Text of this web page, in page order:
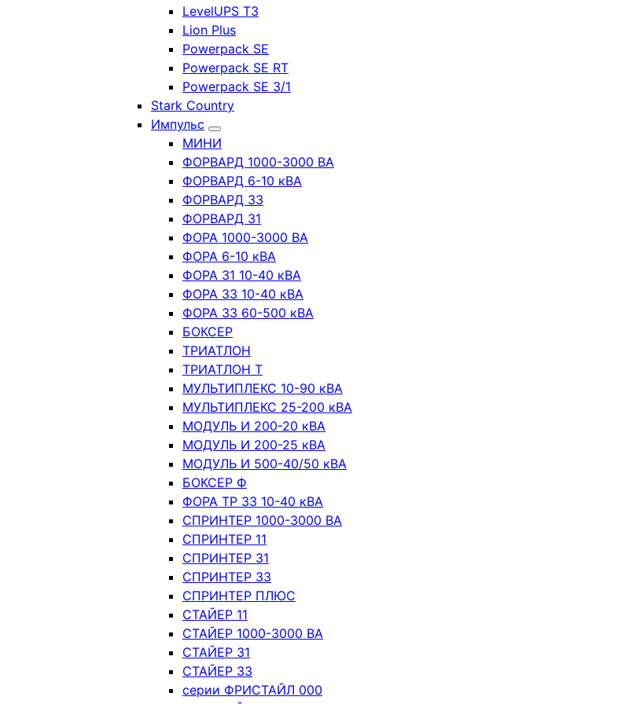
LevelUPS T3
Lion Plus
Powerpack SE
Powerpack SE RT
Powerpack SE 3/1
Stark Country
Импульс
МИНИ
ФОРВАРД 1000-3000 ВА
ФОРВАРД 6-10 кВА
ФОРВАРД 33
ФОРВАРД 31
ФОРА 1000-3000 ВА
ФОРА 6-10 кВА
ФОРА 31 10-40 кВА
ФОРА 33 10-40 кВА
ФОРА 33 60-500 кВА
БОКСЕР
ТРИАТЛОН
ТРИАТЛОН Т
МУЛЬТИПЛЕКС 10-90 кВА
МУЛЬТИПЛЕКС 25-200 кВА
МОДУЛЬ И 200-20 кВА
МОДУЛЬ И 200-25 кВА
МОДУЛЬ И 500-40/50 кВА
БОКСЕР Ф
ФОРА ТР 33 10-40 кВА
СПРИНТЕР 1000-3000 ВА
СПРИНТЕР 11
СПРИНТЕР 31
СПРИНТЕР 33
СПРИНТЕР ПЛЮС
СТАЙЕР 11
СТАЙЕР 1000-3000 ВА
СТАЙЕР 31
СТАЙЕР 33
серии ФРИСТАЙЛ 000